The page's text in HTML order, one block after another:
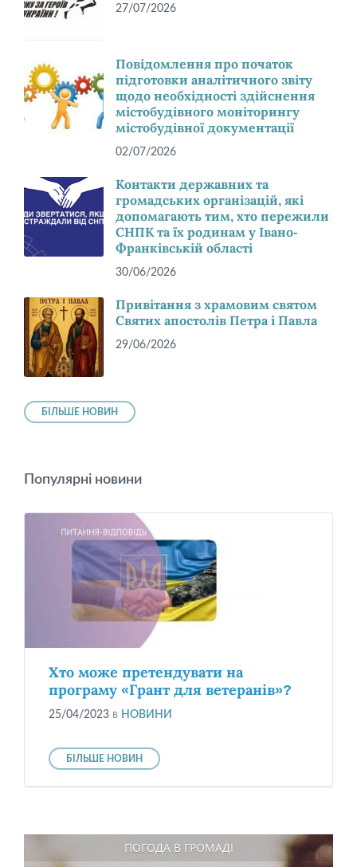
27/07/2026
Повідомлення про початок
підготовки аналітичного звіту
щодо необхідності здійснення
містобудівного моніторингу
містобудівної документації
02/07/2026
Контакти державних та
громадських організацій, які
допомагають тим, хто пережили
СНПК та їх родинам у Івано-
Франківській області
30/06/2026
Привітання з храмовим святом
Святих апостолів Петра і Павла
29/06/2026
БІЛЬШЕ НОВИН
Популярні новини
Хто може претендувати на
програму «Грант для ветеранів»?
25/04/2023 в НОВИНИ
БІЛЬШЕ НОВИН
ПОГОДА В ГРОМАДІ